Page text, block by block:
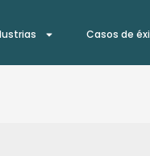
Casos de